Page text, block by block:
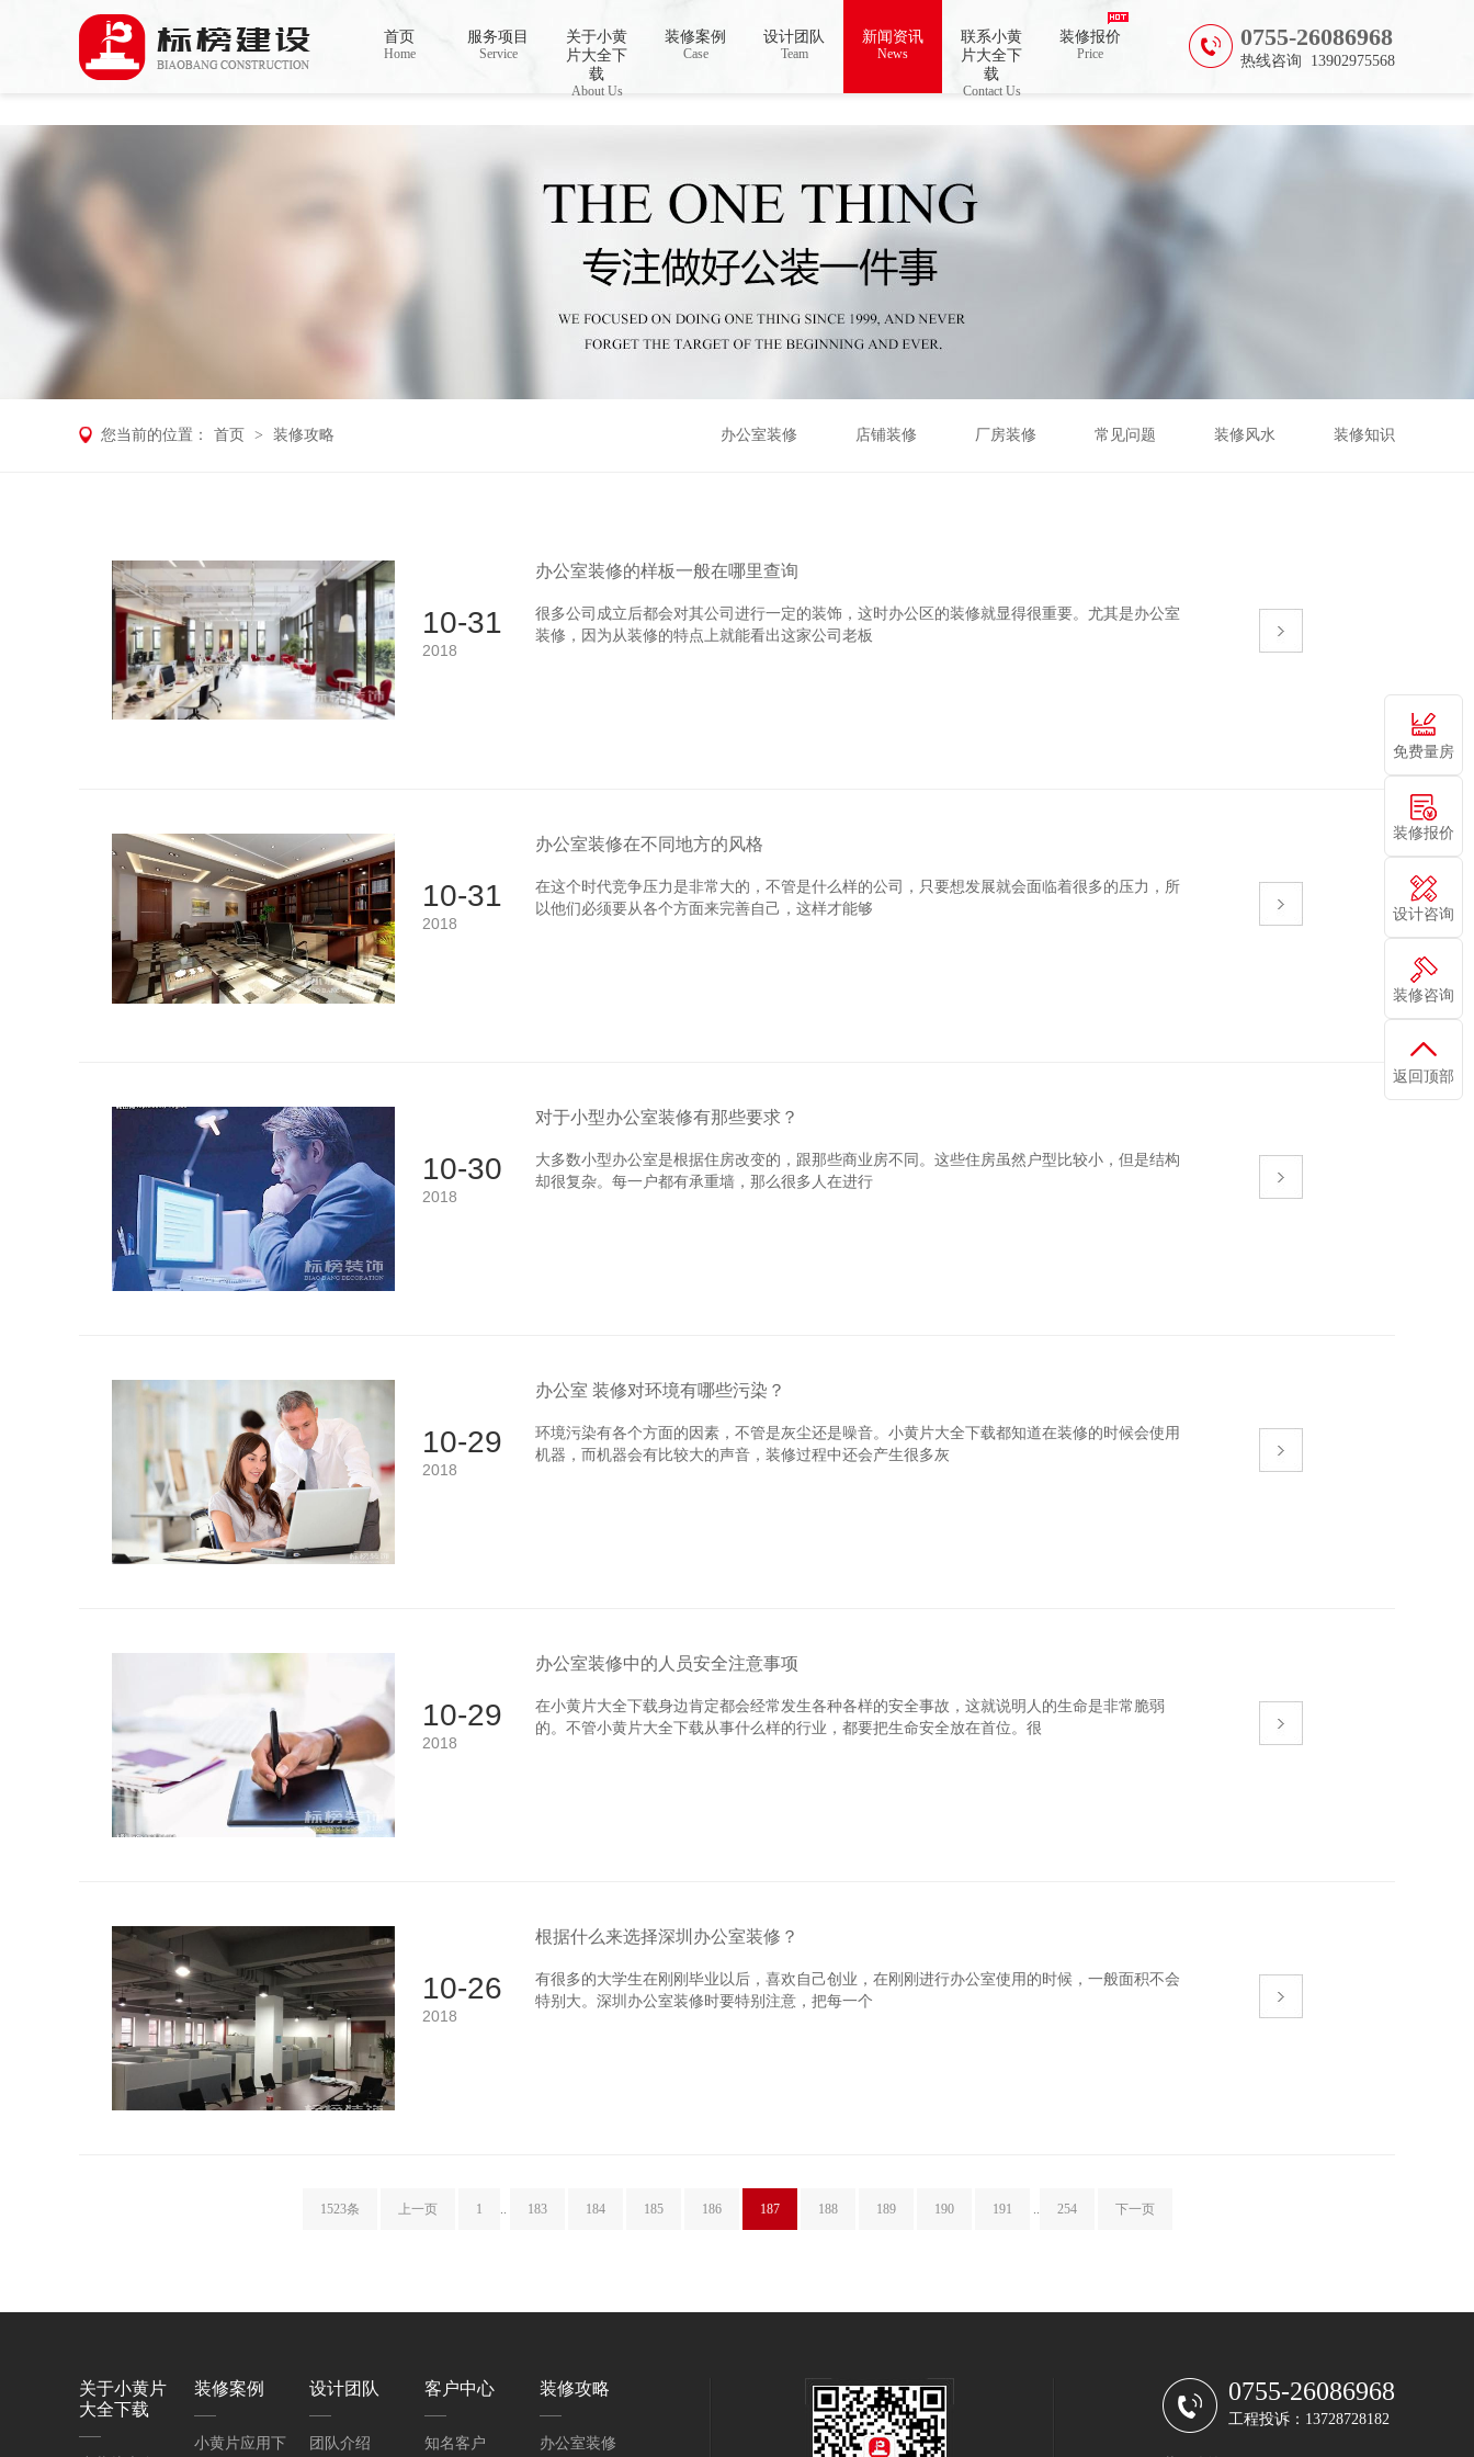
小黄片大全下载,小黄片应用下载,小黄片短视频,下载小黄片免费
0755-26086968
热线咨询 13902975568
首页
Home
服务项目
Service
关于小黄
片大全下
载
About Us
装修案例
Case
设计团队
Team
新闻资讯
News
联系小黄
片大全下
载
Contact Us
装修报价
Price
您当前的位置： 首页 > 装修攻略 办公室装修 店铺装修 厂房装修 常见问题 装修风水 装修知识
10-31
2018
办公室装修的样板一般在哪里查询
很多公司成立后都会对其公司进行一定的装饰，这时办公区的装修就显得很重要。尤其是办公室
装修，因为从装修的特点上就能看出这家公司老板
10-31
2018
办公室装修在不同地方的风格
在这个时代竞争压力是非常大的，不管是什么样的公司，只要想发展就会面临着很多的压力，所
以他们必须要从各个方面来完善自己，这样才能够
10-30
2018
对于小型办公室装修有那些要求？
大多数小型办公室是根据住房改变的，跟那些商业房不同。这些住房虽然户型比较小，但是结构
却很复杂。每一户都有承重墙，那么很多人在进行
10-29
2018
办公室 装修对环境有哪些污染？
环境污染有各个方面的因素，不管是灰尘还是噪音。小黄片大全下载都知道在装修的时候会使用
机器，而机器会有比较大的声音，装修过程中还会产生很多灰
10-29
2018
办公室装修中的人员安全注意事项
在小黄片大全下载身边肯定都会经常发生各种各样的安全事故，这就说明人的生命是非常脆弱
的。不管小黄片大全下载从事什么样的行业，都要把生命安全放在首位。很
10-26
2018
根据什么来选择深圳办公室装修？
有很多的大学生在刚刚毕业以后，喜欢自己创业，在刚刚进行办公室使用的时候，一般面积不会
特别大。深圳办公室装修时要特别注意，把每一个
1523条 上一页 1 .. 183 184 185 186 187 188 189 190 191 .. 254 下一页
关于小黄片
大全下载
装修案例
小黄片应用下
设计团队
团队介绍
客户中心
知名客户
装修攻略
办公室装修
0755-26086968
工程投诉：13728728182
免费量房
装修报价
设计咨询
装修咨询
返回顶部